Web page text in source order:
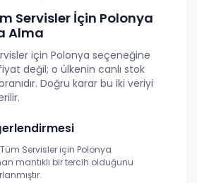
Servisler İçin Polonya
Alma
için Polonya seçeneğine
değil; o ülkenin canlı stok
Doğru karar bu iki veriyi
Servisler için Polonya
mantıklı bir tercih olduğunu